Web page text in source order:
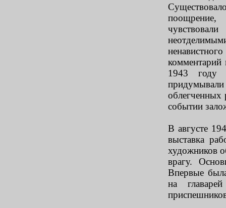
поощрение,
1943 году
облегченных
событии
В августе
выставка
художников
врагу.
Впервые
на